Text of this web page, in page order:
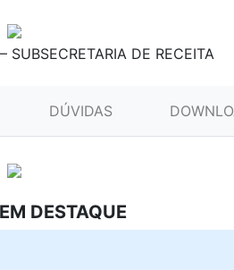
SUBSECRETARIA DE RECEITA
(CURRENT)DÚVIDAS
DESTAQUE